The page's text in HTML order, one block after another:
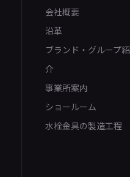
会社概要
沿革
ブランド・グループ紹
介
事業所案内
ショールーム
水栓金具の製造工程